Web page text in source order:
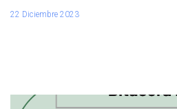
22 Diciembre 2023